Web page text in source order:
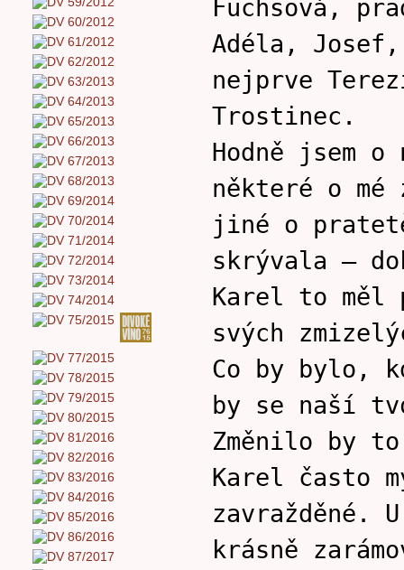
Fuchsová,
Adéla,
nejprve
Trostinec.
Hodně jsem
některé o mé
jiné o
skrývala –
Karel to měl
svých
Co by bylo,
by se naší
Změnilo by
Karel často
zavražděné.
krásně